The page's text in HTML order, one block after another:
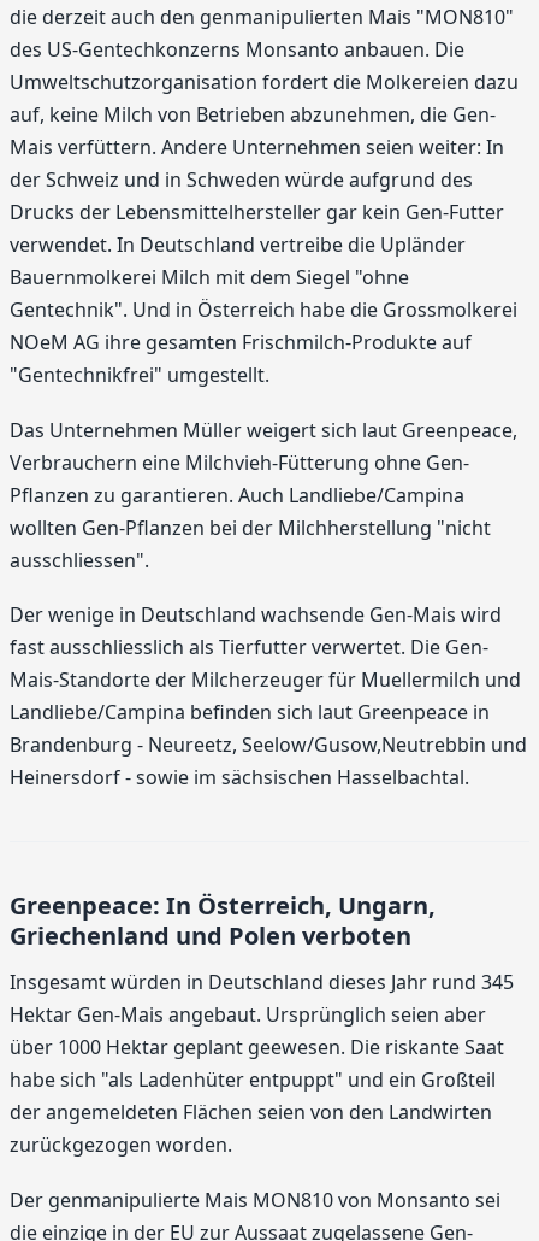
die derzeit auch den genmanipulierten Mais "MON810"
des US-Gentechkonzerns Monsanto anbauen. Die
Umweltschutzorganisation fordert die Molkereien dazu
auf, keine Milch von Betrieben abzunehmen, die Gen-
Mais verfüttern. Andere Unternehmen seien weiter: In
der Schweiz und in Schweden würde aufgrund des
Drucks der Lebensmittelhersteller gar kein Gen-Futter
verwendet. In Deutschland vertreibe die Upländer
Bauernmolkerei Milch mit dem Siegel "ohne
Gentechnik". Und in Österreich habe die Grossmolkerei
NOeM AG ihre gesamten Frischmilch-Produkte auf
"Gentechnikfrei" umgestellt.
Das Unternehmen Müller weigert sich laut Greenpeace,
Verbrauchern eine Milchvieh-Fütterung ohne Gen-
Pflanzen zu garantieren. Auch Landliebe/Campina
wollten Gen-Pflanzen bei der Milchherstellung "nicht
ausschliessen".
Der wenige in Deutschland wachsende Gen-Mais wird
fast ausschliesslich als Tierfutter verwertet. Die Gen-
Mais-Standorte der Milcherzeuger für Muellermilch und
Landliebe/Campina befinden sich laut Greenpeace in
Brandenburg - Neureetz, Seelow/Gusow,Neutrebbin und
Heinersdorf - sowie im sächsischen Hasselbachtal.
Greenpeace: In Österreich, Ungarn,
Griechenland und Polen verboten
Insgesamt würden in Deutschland dieses Jahr rund 345
Hektar Gen-Mais angebaut. Ursprünglich seien aber
über 1000 Hektar geplant geewesen. Die riskante Saat
habe sich "als Ladenhüter entpuppt" und ein Großteil
der angemeldeten Flächen seien von den Landwirten
zurückgezogen worden.
Der genmanipulierte Mais MON810 von Monsanto sei
die einzige in der EU zur Aussaat zugelassene Gen-